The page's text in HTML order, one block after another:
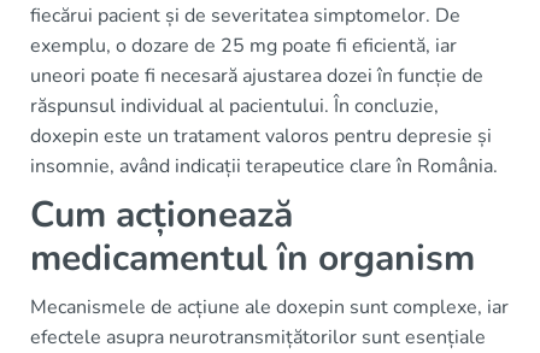
fiecărui pacient și de severitatea simptomelor. De
exemplu, o dozare de 25 mg poate fi eficientă, iar
uneori poate fi necesară ajustarea dozei în funcție de
răspunsul individual al pacientului. În concluzie,
doxepin este un tratament valoros pentru depresie și
insomnie, având indicații terapeutice clare în România.
Cum acționează
medicamentul în organism
Mecanismele de acțiune ale doxepin sunt complexe, iar
efectele asupra neurotransmițătorilor sunt esențiale